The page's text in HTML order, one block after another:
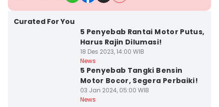
Curated For You
5 Penyebab Rantai Motor Putus,
Harus Rajin Dilumasi!
18 Des 2023, 14:00 WIB
News
5 Penyebab Tangki Bensin
Motor Bocor, Segera Perbaiki!
03 Jan 2024, 05:00 WIB
News